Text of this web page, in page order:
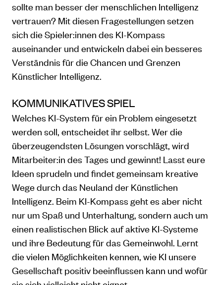
sollte man besser der menschlichen Intelligenz
vertrauen? Mit diesen Fragestellungen setzen
sich die Spieler:innen des KI-Kompass
auseinander und entwickeln dabei ein besseres
Verständnis für die Chancen und Grenzen
Künstlicher Intelligenz.
KOMMUNIKATIVES SPIEL
Welches KI-System für ein Problem eingesetzt
werden soll, entscheidet ihr selbst. Wer die
überzeugendsten Lösungen vorschlägt, wird
Mitarbeiter:in des Tages und gewinnt! Lasst eure
Ideen sprudeln und findet gemeinsam kreative
Wege durch das Neuland der Künstlichen
Intelligenz. Beim KI-Kompass geht es aber nicht
nur um Spaß und Unterhaltung, sondern auch um
einen realistischen Blick auf aktive KI-Systeme
und ihre Bedeutung für das Gemeinwohl. Lernt
die vielen Möglichkeiten kennen, wie KI unsere
Gesellschaft positiv beeinflussen kann und wofür